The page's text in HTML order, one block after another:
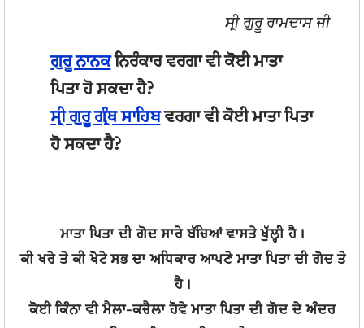
ਸ੍ਰੀ ਗੁਰੂ ਰਾਮਦਾਸ ਜੀ
ਗੁਰੂ ਨਾਨਕਨਿਰੰਕਾਰ ਵਰਗਾ ਵੀ ਕੋਈ ਮਾਤਾ
ਪਿਤਾ ਹੋ ਸਕਦਾ ਹੈ?
ਸ੍ਰੀ ਗੁਰੂ ਗ੍ਰੰਥ ਸਾਹਿਬਵਰਗਾ ਵੀ ਕੋਈ ਮਾਤਾ ਪਿਤਾ
ਹੋ ਸਕਦਾ ਹੈ?
ਮਾਤਾ ਪਿਤਾ ਦੀ ਗੋਦ ਸਾਰੇ ਬੱਚਿਆਂ ਵਾਸਤੇ ਖੁੱਲ੍ਹੀ ਹੈ।
ਕੀ ਖਰੇ ਤੇ ਕੀ ਖੋਟੇ ਸਭ ਦਾ ਅਧਿਕਾਰ ਆਪਣੇ ਮਾਤਾ ਪਿਤਾ ਦੀ ਗੋਦ ਤੇ
ਹੈ।
ਕੋਈ ਕਿੰਨਾ ਵੀ ਮੈਲਾ-ਕਚੈਲਾ ਹੋਵੇ ਮਾਤਾ ਪਿਤਾ ਦੀ ਗੋਦ ਦੇ ਅੰਦਰ